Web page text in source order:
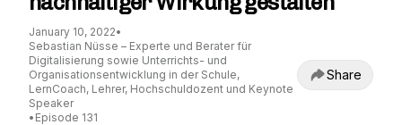
January 10, 2022•
Sebastian Nüsse – Experte und Berater für
Digitalisierung sowie Unterrichts- und
Organisationsentwicklung in der Schule,
LernCoach, Lehrer, Hochschuldozent und Keynote
Speaker
• Episode 131
Share